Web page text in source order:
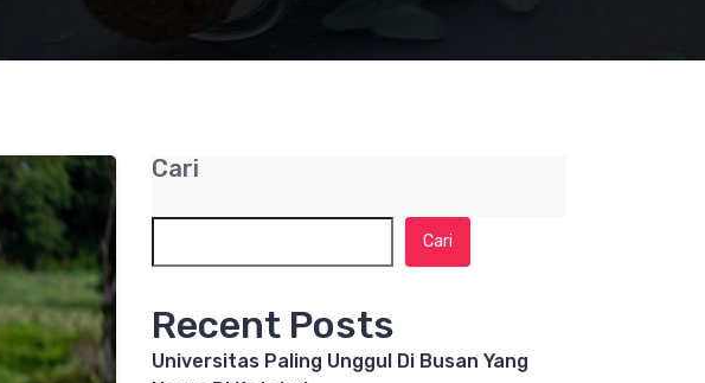
Cari
Cari
Recent Posts
Universitas Paling Unggul Di Busan Yang